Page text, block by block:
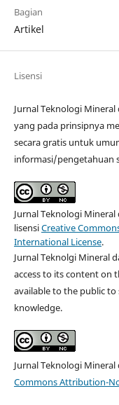
Bagian
Artikel
Lisensi
Jurnal Teknologi
yang pada prinsipnya
secara gratis untuk
informasi/pengetahuan
Jurnal Teknologi
lisensiCreative
International License.
Jurnal Teknolgi Mineral
access to its content on
available to the public
knowledge.
Jurnal Teknologi
Commons Attribution-